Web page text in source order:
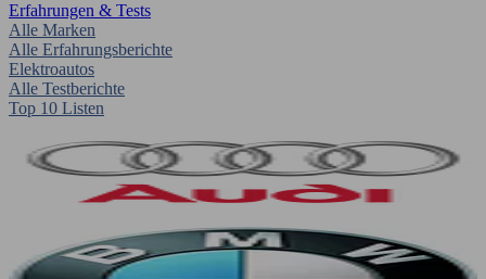
Erfahrungen & Tests
Alle Marken
Alle Erfahrungsberichte
Elektroautos
Alle Testberichte
Top 10 Listen